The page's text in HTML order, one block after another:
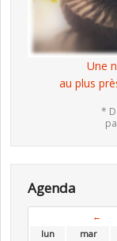
Une
au plus
*
Agenda
←
lun
mar